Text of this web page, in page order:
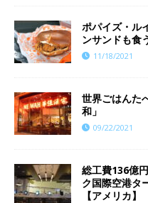
ポパイズ・ル
ンサンドも食
11/18/2021
世界ごはんた
和」
09/22/2021
総工費136億
ク国際空港タ
【アメリカ】